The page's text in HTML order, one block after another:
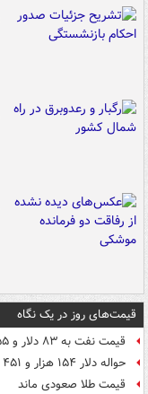
قیمت‌های روز در یک نگاه
قیمت نفت به ۸۳ دلار و ۵۵ سنت در هر بشکه رسید
حواله دلار ۱۵۴ هزار و ۴۵۱ تومان شد
قیمت طلا صعودی ماند